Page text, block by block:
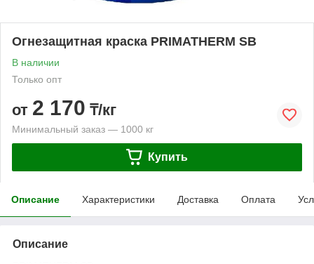
Огнезащитная краска PRIMATHERM SB
В наличии
Только опт
от 2 170 ₸/кг
Минимальный заказ — 1000 кг
Купить
Описание Характеристики Доставка Оплата
Описание